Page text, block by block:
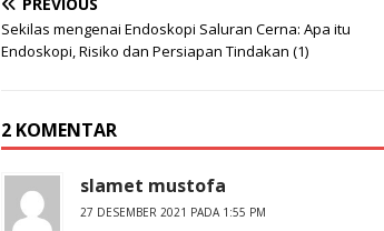
Sekilas mengenai Endoskopi Saluran Cerna: Apa itu
Endoskopi, Risiko dan Persiapan Tindakan (1)
2 KOMENTAR
slamet mustofa
27 DESEMBER 2021 PADA 1:55 PM